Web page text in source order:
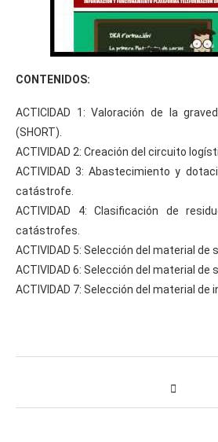
CONTENIDOS:
ACTICIDAD 1: Valoración de la
(SHORT).
ACTIVIDAD 2: Creación del circuito
ACTIVIDAD 3: Abastecimiento y
catástrofe.
ACTIVIDAD 4: Clasificación de
catástrofes.
ACTIVIDAD 5: Selección del material de
ACTIVIDAD 6: Selección del material de
ACTIVIDAD 7: Selección del material de